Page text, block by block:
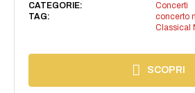
CATEGORIE:
Concerti
TAG:
concerto
Classical
SCOPRI